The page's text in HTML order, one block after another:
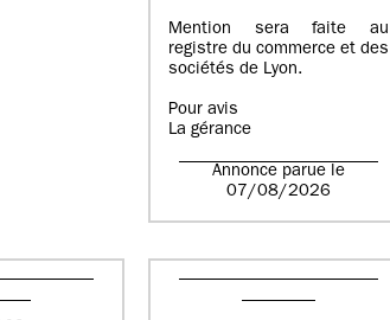
Mention sera faite au
registre du commerce et des
sociétés de Lyon.
Pour avis
La gérance
Annonce parue le
07/08/2026